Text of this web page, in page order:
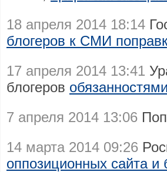
18 апреля 2014 18:14
блогеров к СМИ
17 апреля 2014 13:41
блогеров
7 апреля 2014 13:06
14 марта 2014 09:26
оппозиционных сайта и